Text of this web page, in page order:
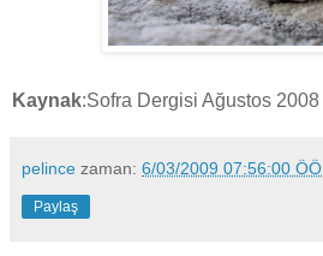
Kaynak:Sofra Dergisi Ağustos 2008
pelince zaman: 6/03/2009 07:56:00 ÖÖ
Paylaş